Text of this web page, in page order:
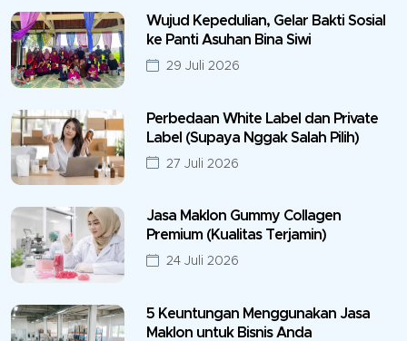
Wujud Kepedulian, Gelar Bakti Sosial
ke Panti Asuhan Bina Siwi
29 Juli 2026
Perbedaan White Label dan Private
Label (Supaya Nggak Salah Pilih)
27 Juli 2026
Jasa Maklon Gummy Collagen
Premium (Kualitas Terjamin)
24 Juli 2026
5 Keuntungan Menggunakan Jasa
Maklon untuk Bisnis Anda